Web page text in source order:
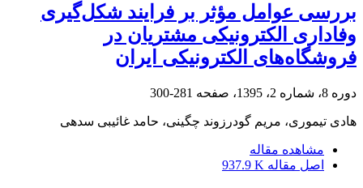
بررسی عوامل مؤثر بر فرایند شکل‌گیری
وفاداری الکترونیکی مشتریان در
فروشگاه‌های الکترونیکی ایران
دوره 8، شماره 2، 1395، صفحه 281-300
هادی تیموری، مریم گودرزوند چگینی، حامد غائیبی سدهی
مشاهده مقاله
اصل مقاله 937.9 K